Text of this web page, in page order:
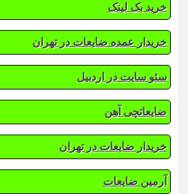
خرید بک لینک
خریدار عمده ضایعات در تهران
سئو سایت در اردبیل
ضایعاتچی آهن
خریدار ضایعات در تهران
آرمین ضایعات